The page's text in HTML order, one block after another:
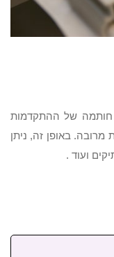
חותמה של ההתקדמות
באופן זה, ניתן
ועוד .